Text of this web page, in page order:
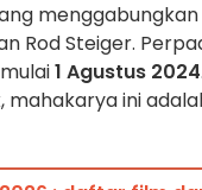
menggabungkan
Rod Steiger.
1 Agustus 2024
ini